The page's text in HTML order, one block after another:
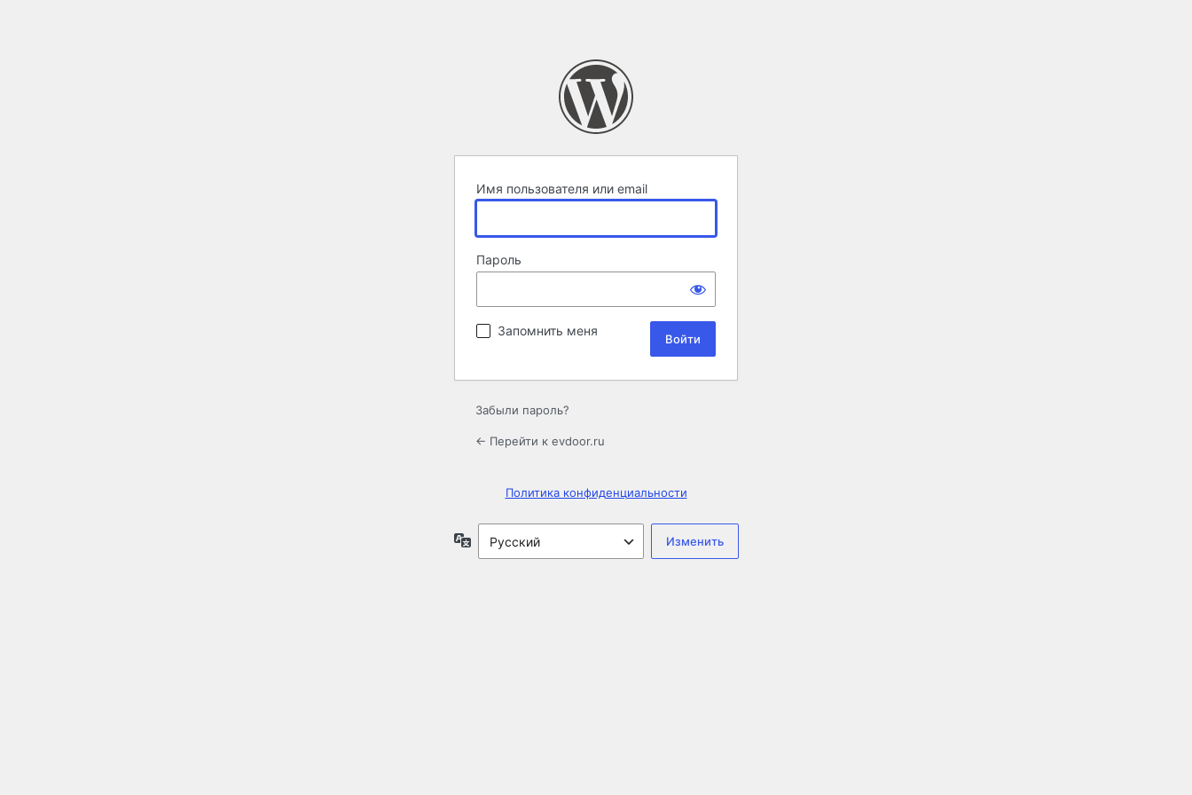
Имя пользователя или email
Пароль
Запомнить меня
Забыли пароль?
← Перейти к evdoor.ru
Политика конфиденциальности
Язык